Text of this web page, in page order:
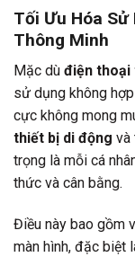
Tối Ưu Hóa
Thông Minh
Mặc dù điện thoại
sử dụng không
cực không mong
thiết bị di động và
trọng là mỗi cá
thức và cân bằng.
Điều này bao gồm
màn hình, đặc biệt